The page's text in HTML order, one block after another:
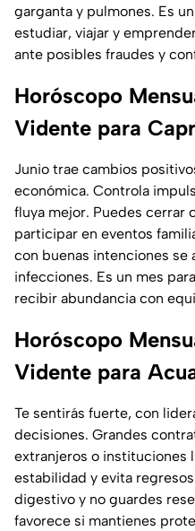
garganta y pulmones. Es
estudiar, viajar y
ante posibles fraudes y
Horóscopo
Vidente para
Junio trae cambios
económica. Controla
fluya mejor. Puedes cerrar
participar en eventos
con buenas intenciones se
infecciones. Es un mes
recibir abundancia con
Horóscopo
Vidente para
Te sentirás fuerte, con
decisiones. Grandes
extranjeros o instituciones
estabilidad y evita
digestivo y no guardes
favorece si mantienes